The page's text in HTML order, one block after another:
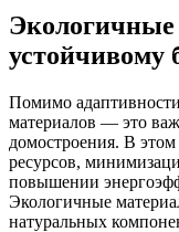
устойчивому
Помимо
материалов — это
домостроения. В этом
ресурсов,
повышении
Экологичные
натуральных